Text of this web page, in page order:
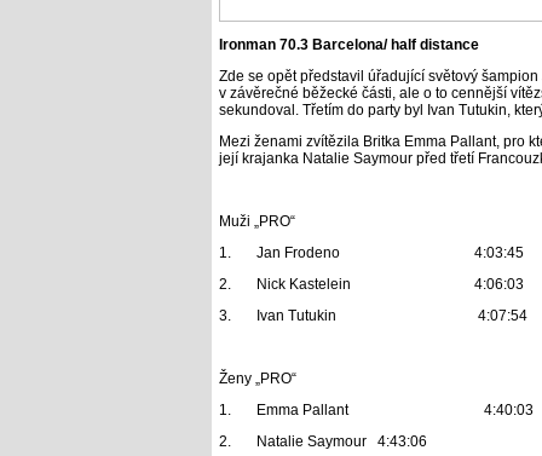
Ironman 70.3 Barcelona/ half distance
Zde se opět představil úřadující světový
v závěrečné běžecké části, ale o to cennější
sekundoval. Třetím do party byl Ivan Tutukin,
Mezi ženami zvítězila Britka Emma Pallant, pro
její krajanka Natalie Saymour před třetí
Muži „PRO“
1.
Jan Frodeno 4:03:45
2.
Nick Kastelein 4:06:03
3.
Ivan Tutukin 4:07:54
Ženy „PRO“
1.
Emma Pallant
4:40:03
2.
Natalie Saymour
4:43:06